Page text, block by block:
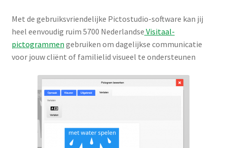
Met de gebruiksvriendelijke Pictostudio-software kan jij
heel eenvoudig ruim 5700 Nederlandse Visitaal-
pictogrammen gebruiken om dagelijkse communicatie
voor jouw cliënt of familielid visueel te ondersteunen